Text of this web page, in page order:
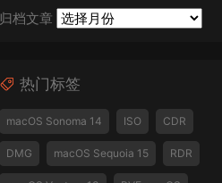
归档文章
热门标签
macOS Sonoma 14 ISO CDR
DMG macOS Sequoia 15 RDR